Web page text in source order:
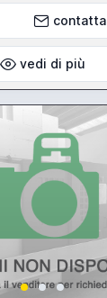
contatta
vedi di più